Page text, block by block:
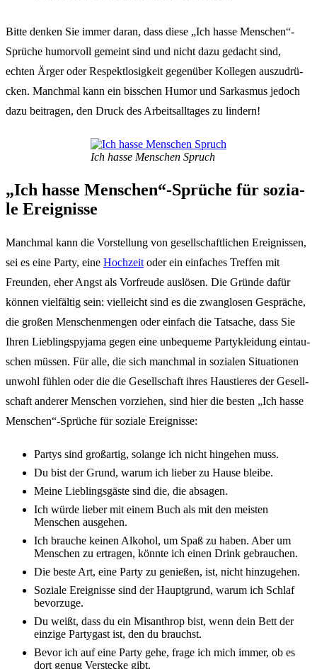
Bitte denken Sie immer daran, dass diese „Ich hasse Menschen“-
Sprüche humor­voll gemeint sind und nicht dazu gedacht sind,
echten Ärger oder Respekt­lo­sig­keit gegen­über Kolle­gen auszu­drü­
cken. Manch­mal kann ein biss­chen Humor und Sarkas­mus jedoch
dazu beitra­gen, den Druck des Arbeits­all­ta­ges zu lindern!
Ich hasse Menschen Spruch
„Ich hasse Menschen“-Sprüche für sozia­
le Ereig­nis­se
Manch­mal kann die Vorstel­lung von gesell­schaft­li­chen Ereig­nis­sen,
sei es eine Party, eine Hoch­zeit oder ein einfa­ches Tref­fen mit
Freun­den, eher Angst als Vorfreu­de auslö­sen. Die Grün­de dafür
können viel­fäl­tig sein: viel­leicht sind es die zwang­lo­sen Gesprä­che,
die großen Menschen­men­gen oder einfach die Tatsa­che, dass Sie
Ihren Lieb­lings­py­ja­ma gegen eine unbe­que­me Party­klei­dung eintau­
schen müssen. Für alle, die sich manch­mal in sozia­len Situa­tio­nen
unwohl fühlen oder die die Gesell­schaft ihres Haus­tie­res der Gesell­
schaft ande­rer Menschen vorzie­hen, sind hier die besten „Ich hasse
Menschen“-Sprüche für sozia­le Ereig­nis­se:
Partys sind groß­ar­tig, solan­ge ich nicht hinge­hen muss.
Du bist der Grund, warum ich lieber zu Hause blei­be.
Meine Lieb­lings­gäs­te sind die, die absa­gen.
Ich würde lieber mit einem Buch als mit den meis­ten
Menschen ausge­hen.
Ich brau­che keinen Alko­hol, um Spaß zu haben. Aber um
Menschen zu ertra­gen, könn­te ich einen Drink gebrau­chen.
Die beste Art, eine Party zu genie­ßen, ist, nicht hinzu­ge­hen.
Sozia­le Ereig­nis­se sind der Haupt­grund, warum ich Schlaf
bevor­zu­ge.
Du weißt, dass du ein Misan­throp bist, wenn dein Bett der
einzi­ge Party­gast ist, den du brauchst.
Bevor ich auf eine Party gehe, frage ich mich immer, ob es
dort genug Verste­cke gibt.